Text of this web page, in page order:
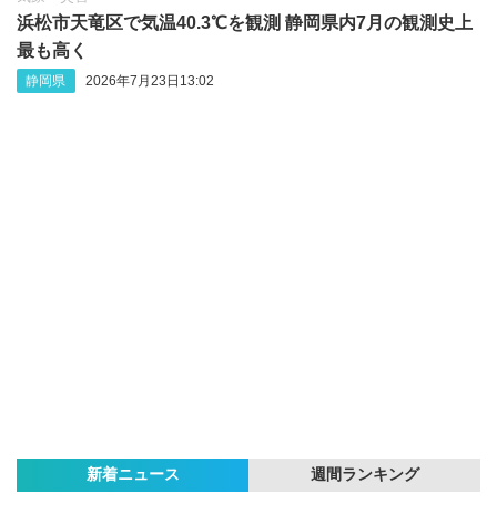
浜松市天竜区で気温40.3℃を観測 静岡県内7月の観測史上
最も高く
静岡県 2026年7月23日13:02
新着ニュース 週間ランキング